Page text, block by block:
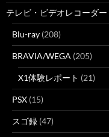
テレビ・ビデオレコーダー
Blu-ray (208)
BRAVIA/WEGA (205)
X1体験レポート (21)
PSX (15)
スゴ録 (47)